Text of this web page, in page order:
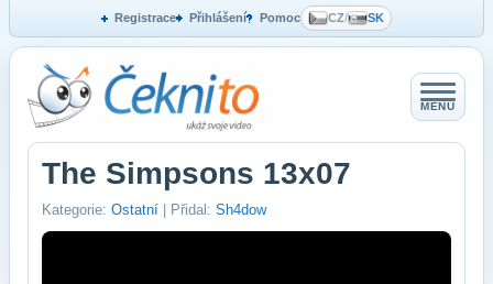
Registrace Přihlášení Pomoc CZ/ SK
MENU
The Simpsons 13x07
Kategorie: Ostatní | Přidal: Sh4dow